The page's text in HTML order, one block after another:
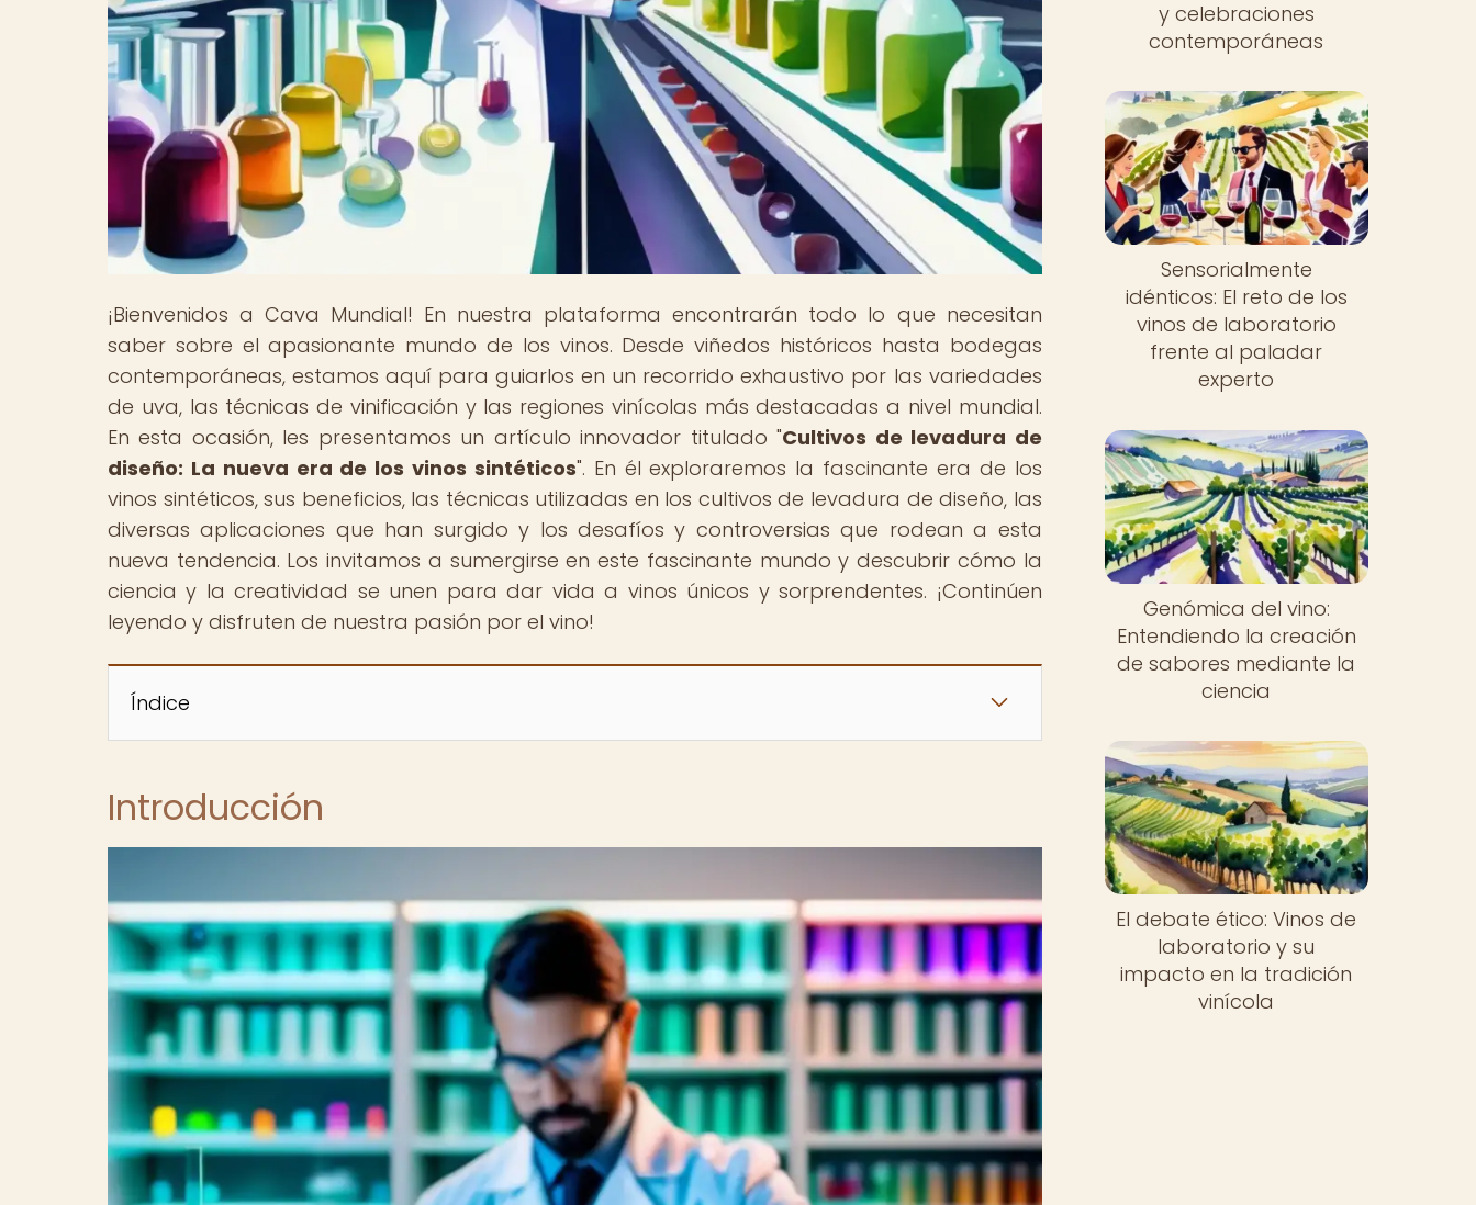
¡Bienvenidos a Cava Mundial! En nuestra plataforma encontrarán todo lo que necesitan
saber sobre el apasionante mundo de los vinos. Desde viñedos históricos hasta bodegas
contemporáneas, estamos aquí para guiarlos en un recorrido exhaustivo por las variedades
de uva, las técnicas de vinificación y las regiones vinícolas más destacadas a nivel mundial.
En esta ocasión, les presentamos un artículo innovador titulado "Cultivos de levadura de
diseño: La nueva era de los vinos sintéticos". En él exploraremos la fascinante era de los
vinos sintéticos, sus beneficios, las técnicas utilizadas en los cultivos de levadura de diseño, las
diversas aplicaciones que han surgido y los desafíos y controversias que rodean a esta
nueva tendencia. Los invitamos a sumergirse en este fascinante mundo y descubrir cómo la
ciencia y la creatividad se unen para dar vida a vinos únicos y sorprendentes. ¡Continúen
leyendo y disfruten de nuestra pasión por el vino!
Índice
Introducción
y celebraciones
contemporáneas
Sensorialmente
idénticos: El reto de los
vinos de laboratorio
frente al paladar
experto
Genómica del vino:
Entendiendo la creación
de sabores mediante la
ciencia
El debate ético: Vinos de
laboratorio y su
impacto en la tradición
vinícola